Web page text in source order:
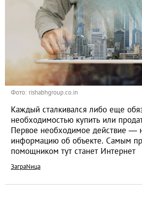
Фото: rishabhgroup.co.in
Каждый сталкивался либо еще
необходимостью купить или
Первое необходимое действие ―
информацию об объекте. Самым
помощником тут станет Интернет
ЗаграNица